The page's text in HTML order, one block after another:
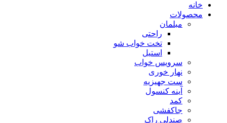
خانه
محصولات
مبلمان
راحتی
تخت خواب شو
استیل
سرویس خواب
نهار خوری
ست جهیزیه
آینه کنسول
کمد
جاکفشی
صندلی راک